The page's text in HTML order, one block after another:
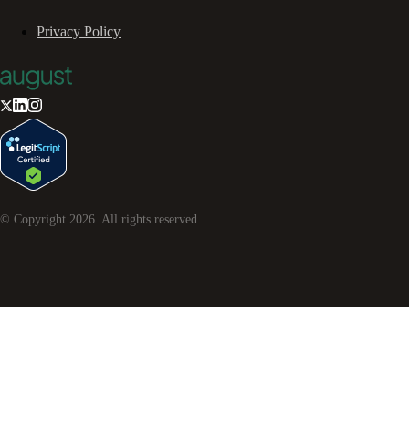
Privacy Policy
© Copyright 2026 . All rights reserved.